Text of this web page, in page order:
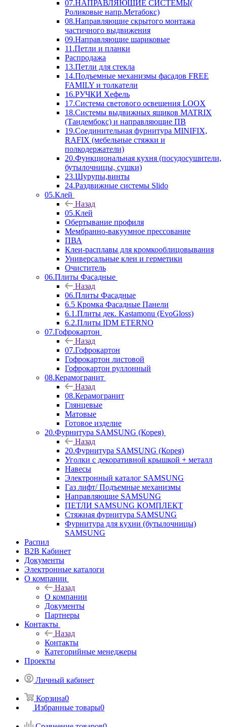
07.НАПРАВЛЯЮЩИЕ СИСТЕМЫ(
Роликовые напр.Метабокс)
08.Направляющие скрытого монтажа
частичного выдвижения
09.Направляющие шариковые
11.Петли и планки
Распродажа
13.Петли для стекла
14.Подъемные механизмы фасадов FREE
FAMILY и толкатели
16.РУЧКИ Хефель
17.Система светового освещения LOOX
18.Системы выдвижных ящиков MATRIX
(Тандембокс) и направляющие ПВ
19.Соединительная фурнитура MINIFIX,
RAFIX (мебельные стяжки и
полкодержатели)
20.Функциональная кухня (посудосушители,
бутылочницы, сушки)
23.Шурупы,винты
24.Раздвижные системы Slido
05.Клей
Назад
05.Клей
Обертывание профиля
Мембранно-вакуумное прессование
ПВА
Клеи-расплавы для кромкооблицовывания
Универсальные клеи и герметики
Очиститель
06.Плиты Фасадные
Назад
06.Плиты Фасадные
6.5 Кромка Фасадные Панели
6.1.Плиты дек. Kastamonu (EvoGloss)
6.2.Плиты IDM ETERNO
07.Гофрокартон
Назад
07.Гофрокартон
Гофрокартон листовой
Гофрокартон руллонный
08.Керамогранит
Назад
08.Керамогранит
Глянцевые
Матовые
Готовое изделие
20.Фурнитура SAMSUNG (Корея)
Назад
20.Фурнитура SAMSUNG (Корея)
Уголки с декоративной крышкой + металл
Навесы
Электронный каталог SAMSUNG
Газ лифт/ Подъемные механизмы
Направляющие SAMSUNG
ПЕТЛИ SAMSUNG КОМПЛЕКТ
Стяжная фурнитура SAMSUNG
Фурнитура для кухни (бутылочницы)
SAMSUNG
Распил
B2B Кабинет
Документы
Электронные каталоги
О компании
Назад
О компании
Документы
Партнеры
Контакты
Назад
Контакты
Категорийные менеджеры
Проекты
Личный кабинет
Корзина0
Избранные товары0